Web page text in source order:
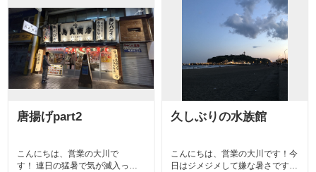
唐揚げpart2
こんにちは、営業の大川で
す！ 連日の猛暑で気が滅入って
久しぶりの水族館
こんにちは、営業の大川です！今
日はジメジメして嫌な暑さですね